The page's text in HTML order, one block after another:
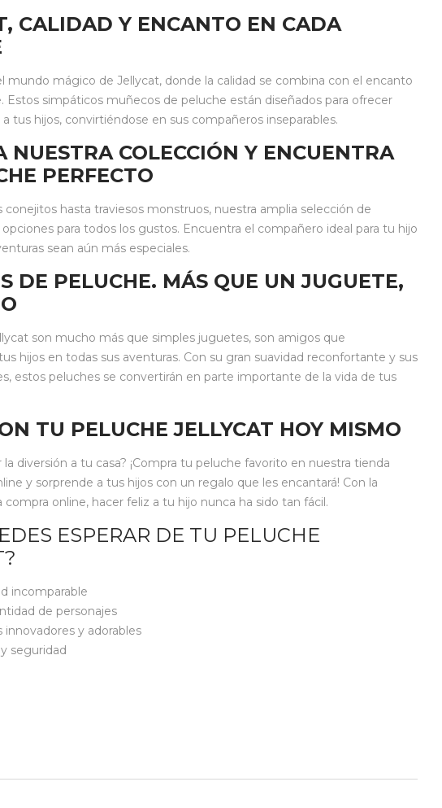
CALIDAD Y ENCANTO EN CADA
mundo mágico de Jellycat, donde la calidad se combina con el encanto
Estos simpáticos muñecos de peluche están diseñados para ofrecer
tus hijos, convirtiéndose en sus compañeros inseparables.
NUESTRA COLECCIÓN Y ENCUENTRA
PERFECTO
conejitos hasta traviesos monstruos, nuestra amplia selección de
para todos los gustos. Encuentra el compañero ideal para tu hijo
sean aún más especiales.
DE PELUCHE. MÁS QUE UN JUGUETE,
son mucho más que simples juguetes, son amigos que
hijos en todas sus aventuras. Con su gran suavidad reconfortante y sus
estos peluches se convertirán en parte importante de la vida de tus
TU PELUCHE JELLYCAT HOY MISMO
la diversión a tu casa? ¡Compra tu peluche favorito en nuestra tienda
y sorprende a tus hijos con un regalo que les encantará! Con la
compra online, hacer feliz a tu hijo nunca ha sido tan fácil.
ESPERAR DE TU PELUCHE
incomparable
de personajes
innovadores y adorables
seguridad